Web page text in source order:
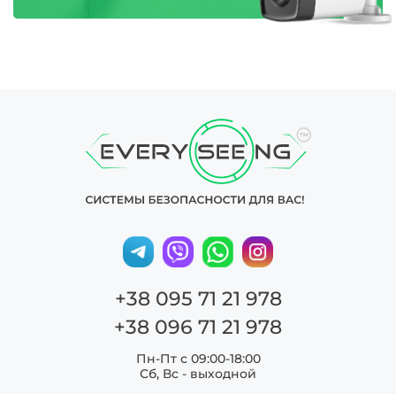
+38 095 71 21 978
+38 096 71 21 978
Пн-Пт с 09:00-18:00
Сб, Вс - выходной